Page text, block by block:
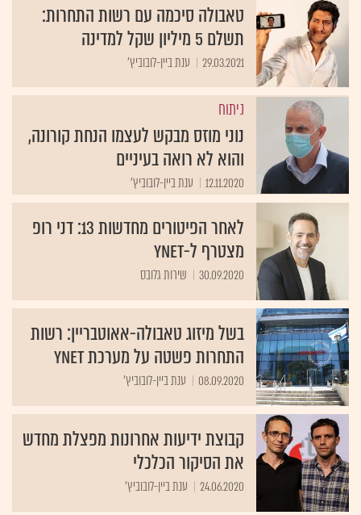
טאבולה סיכמה עם רשות התחרות:
תשלם 5 מיליון שקל למדינה
29.03.2021 ענת ביין-לובוביץ'
ניתוח
נוני מוזס מבקש לעצמו הנחת קורונה,
והוא לא רואה בעיניים
12.11.2020 ענת ביין-לובוביץ'
לאחר הפיטורים מחדשות 13: דני רופ
מצטרף ל-ynet
30.09.2020 שירות גלובס
בשל מיזוג טאבולה-אאוטבריין: רשות
התחרות פשטה על מערכת ynet
08.09.2020 ענת ביין-לובוביץ'
קבוצת ידיעות אחרונות מפצלת מחדש
את הסיקור הכלכלי
24.06.2020 ענת ביין-לובוביץ'